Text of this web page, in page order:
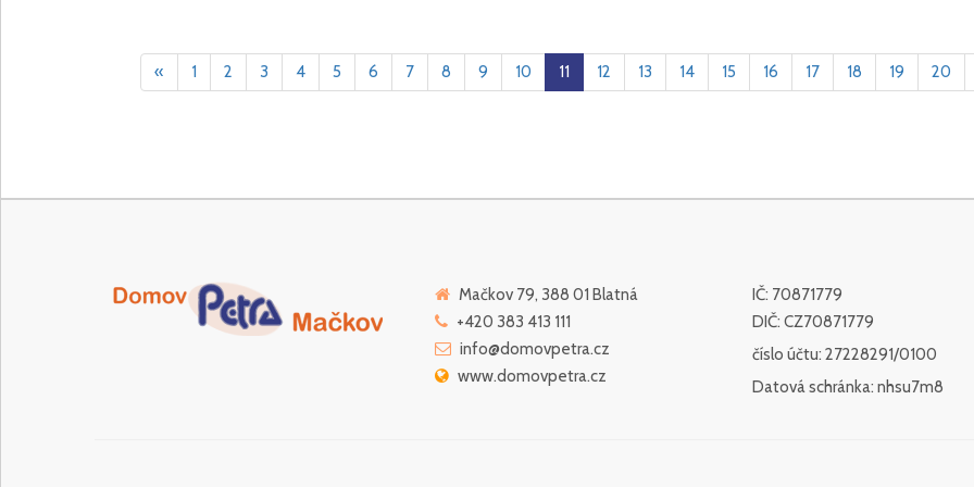
« 1 2 3 4 5 6 7 8 9 10 11 12 13 14 15 16 17 18 19 20
Mačkov 79, 388 01 Blatná
+420 383 413 111
info@domovpetra.cz
www.domovpetra.cz
IČ: 70871779
DIČ: CZ70871779
číslo účtu: 27228291/0100
Datová schránka: nhsu7m8